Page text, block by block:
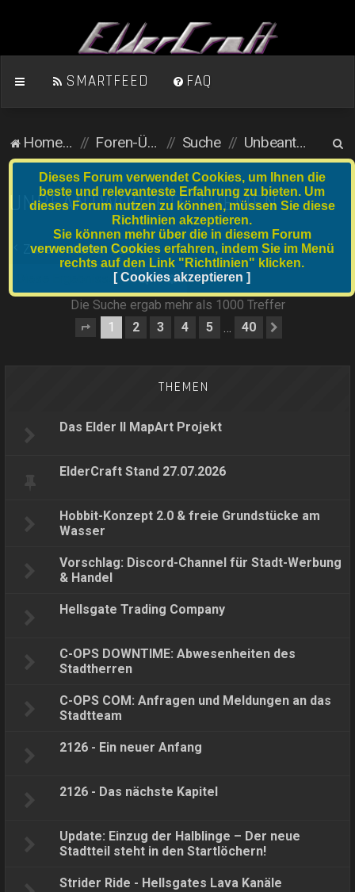
SMARTFEED FAQ
Homepage Foren-Übersicht Suche Unbeantwortete Themen
u
UNBEANTWORTETE THEMEN
Zur erweiterten Suche
SucheErweiterte Suche
Die Suche ergab mehr als 1000 Treffer
Seite
1von
1 2 3 4 5 … 40
THEMEN
Das Elder II MapArt Projekt
ElderCraft Stand 27.07.2026
Hobbit-Konzept 2.0 & freie Grundstücke am
Wasser
Vorschlag: Discord-Channel für Stadt-Werbung
& Handel
Hellsgate Trading Company
C-OPS DOWNTIME: Abwesenheiten des
Stadtherren
C-OPS COM: Anfragen und Meldungen an das
Stadtteam
2126 - Ein neuer Anfang
2126 - Das nächste Kapitel
Update: Einzug der Halblinge – Der neue
Stadtteil steht in den Startlöchern!
Strider Ride - Hellsgates Lava Kanäle
Dieses Forum verwendet Cookies, um Ihnen die
beste und relevanteste Erfahrung zu bieten. Um
dieses Forum nutzen zu können, müssen Sie diese
Richtlinien akzeptieren.
Sie können mehr über die in diesem Forum
verwendeten Cookies erfahren, indem Sie im Menü
rechts auf den Link "Richtlinien" klicken.
[ Cookies akzeptieren ]